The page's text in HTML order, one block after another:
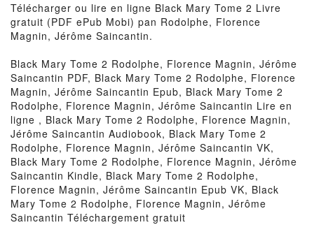
Télécharger ou lire en ligne Black Mary Tome 2 Livre
gratuit (PDF ePub Mobi) pan Rodolphe, Florence
Magnin, Jérôme Saincantin.
Black Mary Tome 2 Rodolphe, Florence Magnin, Jérôme
Saincantin PDF, Black Mary Tome 2 Rodolphe, Florence
Magnin, Jérôme Saincantin Epub, Black Mary Tome 2
Rodolphe, Florence Magnin, Jérôme Saincantin Lire en
ligne , Black Mary Tome 2 Rodolphe, Florence Magnin,
Jérôme Saincantin Audiobook, Black Mary Tome 2
Rodolphe, Florence Magnin, Jérôme Saincantin VK,
Black Mary Tome 2 Rodolphe, Florence Magnin, Jérôme
Saincantin Kindle, Black Mary Tome 2 Rodolphe,
Florence Magnin, Jérôme Saincantin Epub VK, Black
Mary Tome 2 Rodolphe, Florence Magnin, Jérôme
Saincantin Téléchargement gratuit